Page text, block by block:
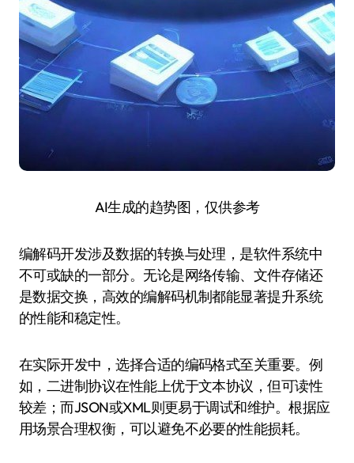
AI生成的趋势图，仅供参考
编解码开发涉及数据的转换与处理，是软件系统中
不可或缺的一部分。无论是网络传输、文件存储还
是数据交换，高效的编解码机制都能显著提升系统
的性能和稳定性。
在实际开发中，选择合适的编码格式至关重要。例
如，二进制协议在性能上优于文本协议，但可读性
较差；而JSON或XML则更易于调试和维护。根据应
用场景合理权衡，可以避免不必要的性能损耗。